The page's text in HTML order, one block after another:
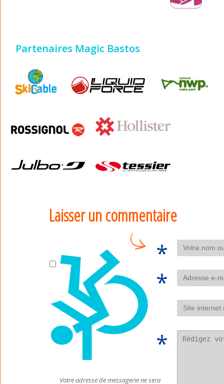
Partenaires Magic Bastos
Laisser un commentaire
Votre adresse de messagerie ne sera